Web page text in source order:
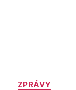
Rubriky
ZPRÁVY